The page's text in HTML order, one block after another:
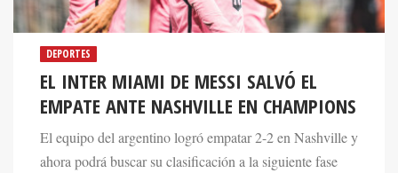
DEPORTES
EL INTER MIAMI DE MESSI SALVÓ EL
EMPATE ANTE NASHVILLE EN CHAMPIONS
El equipo del argentino logró empatar 2-2 en Nashville y
ahora podrá buscar su clasificación a la siguiente fase